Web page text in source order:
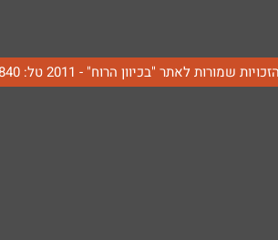
שמורות לאתר "בכיוון הרוח" - 2011 טל: 050-8517840